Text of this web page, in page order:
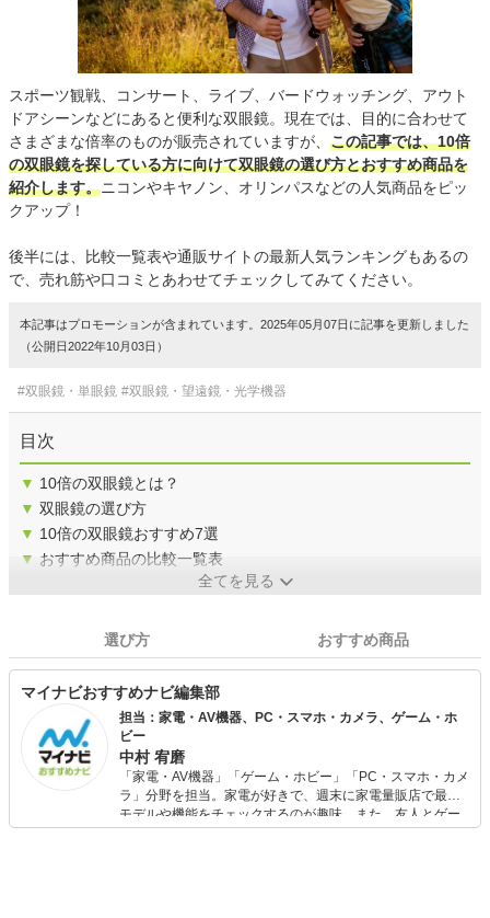
スポーツ観戦、コンサート、ライブ、バードウォッチング、アウト
ドアシーンなどにあると便利な双眼鏡。現在では、目的に合わせて
さまざまな倍率のものが販売されていますが、 この記事では、10倍
の双眼鏡を探している方に向けて双眼鏡の選び方とおすすめ商品を
紹介します。ニコンやキヤノン、オリンパスなどの人気商品をピッ
クアップ！
後半には、比較一覧表や通販サイトの最新人気ランキングもあるの
で、売れ筋や口コミとあわせてチェックしてみてください。
本記事はプロモーションが含まれています。2025年05月07日に記事を更新しました
（公開日2022年10月03日）
#双眼鏡・単眼鏡 #双眼鏡・望遠鏡・光学機器
目次
▼ 10倍の双眼鏡とは？
▼ 双眼鏡の選び方
▼ 10倍の双眼鏡おすすめ7選
▼ おすすめ商品の比較一覧表
全てを見る
選び方 おすすめ商品
マイナビおすすめナビ編集部
担当：家電・AV機器、PC・スマホ・カメラ、ゲーム・ホ
ビー
中村 宥磨
「家電・AV機器」「ゲーム・ホビー」「PC・スマホ・カメ
ラ」分野を担当。家電が好きで、週末に家電量販店で最新
モデルや機能をチェックするのが趣味。また、友人とゲー
ムを楽しみながら、新作タイトルやイベント情報もいち早